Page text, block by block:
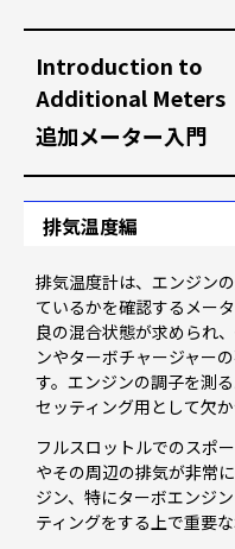
Introduction to
Additional Meters
追加メーター入門
排気温度編
排気温度計は、エンジン
ているかを確認するメー
良の混合状態が求められ
ンやターボチャージャー
す。エンジンの調子を測
セッティング用として欠か
フルスロットルでのスポ
やその周辺の排気が非常
ジン、特にターボエンジ
ティングをする上で重要な